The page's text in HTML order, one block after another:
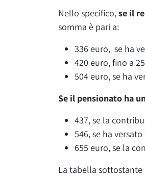
Nello specifico,se il
somma è pari a:
336 euro, se ha
420 euro, fino a
504 euro, se ha
Se il pensionato ha
437, se la
546, se ha
655 euro, se la
La tabella